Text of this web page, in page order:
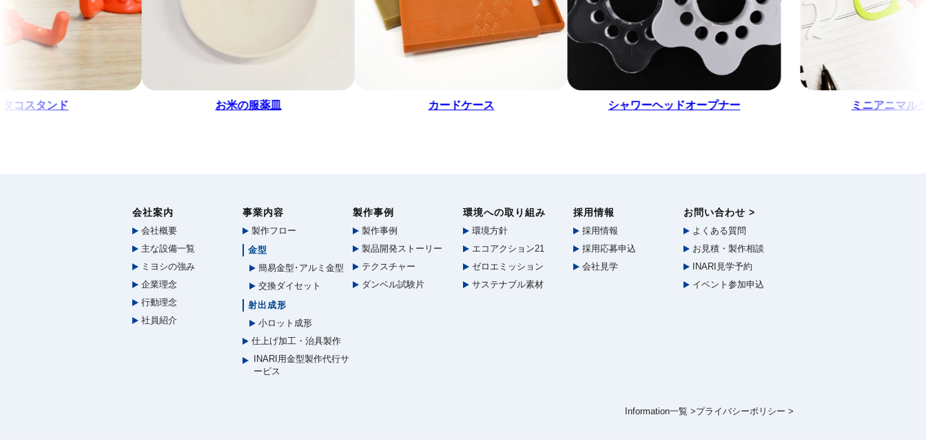
ド お米の服薬皿 カードケース シャワーヘッドオープナー ミニアニマルクリップ
会社案内
会社概要
主な設備一覧
ミヨシの強み
企業理念
行動理念
社員紹介
事業内容
製作フロー
金型
簡易金型･アルミ金型
交換ダイセット
射出成形
小ロット成形
仕上げ加工・治具製作
INARI用金型製作代行サ
ービス
製作事例
製作事例
製品開発ストーリー
テクスチャー
ダンベル試験片
環境への取り組み
環境方針
エコアクション21
ゼロエミッション
サステナブル素材
採用情報
採用情報
採用応募申込
会社見学
お問い合わせ >
よくある質問
お見積・製作相談
INARI見学予約
イベント参加申込
Information一覧 >プライバシーポリシー >